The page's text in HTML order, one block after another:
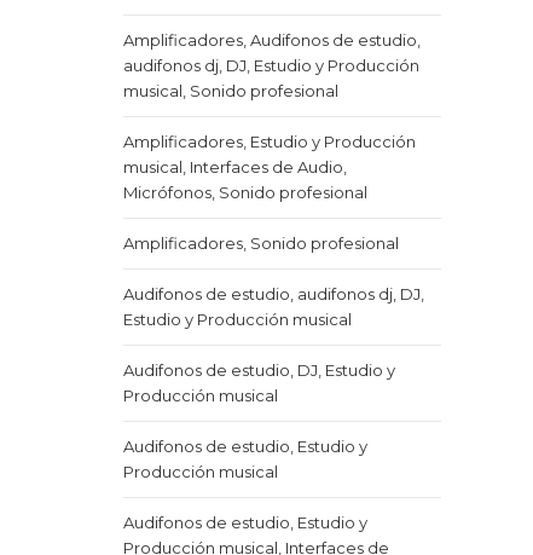
Amplificadores, Audifonos de estudio,
audifonos dj, DJ, Estudio y Producción
musical, Sonido profesional
Amplificadores, Estudio y Producción
musical, Interfaces de Audio,
Micrófonos, Sonido profesional
Amplificadores, Sonido profesional
Audifonos de estudio, audifonos dj, DJ,
Estudio y Producción musical
Audifonos de estudio, DJ, Estudio y
Producción musical
Audifonos de estudio, Estudio y
Producción musical
Audifonos de estudio, Estudio y
Producción musical, Interfaces de